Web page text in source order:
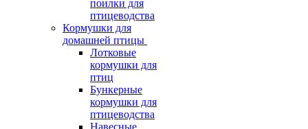
поилки для
птицеводства
Кормушки для
домашней птицы
Лотковые
кормушки для
птиц
Бункерные
кормушки для
птицеводства
Навесные